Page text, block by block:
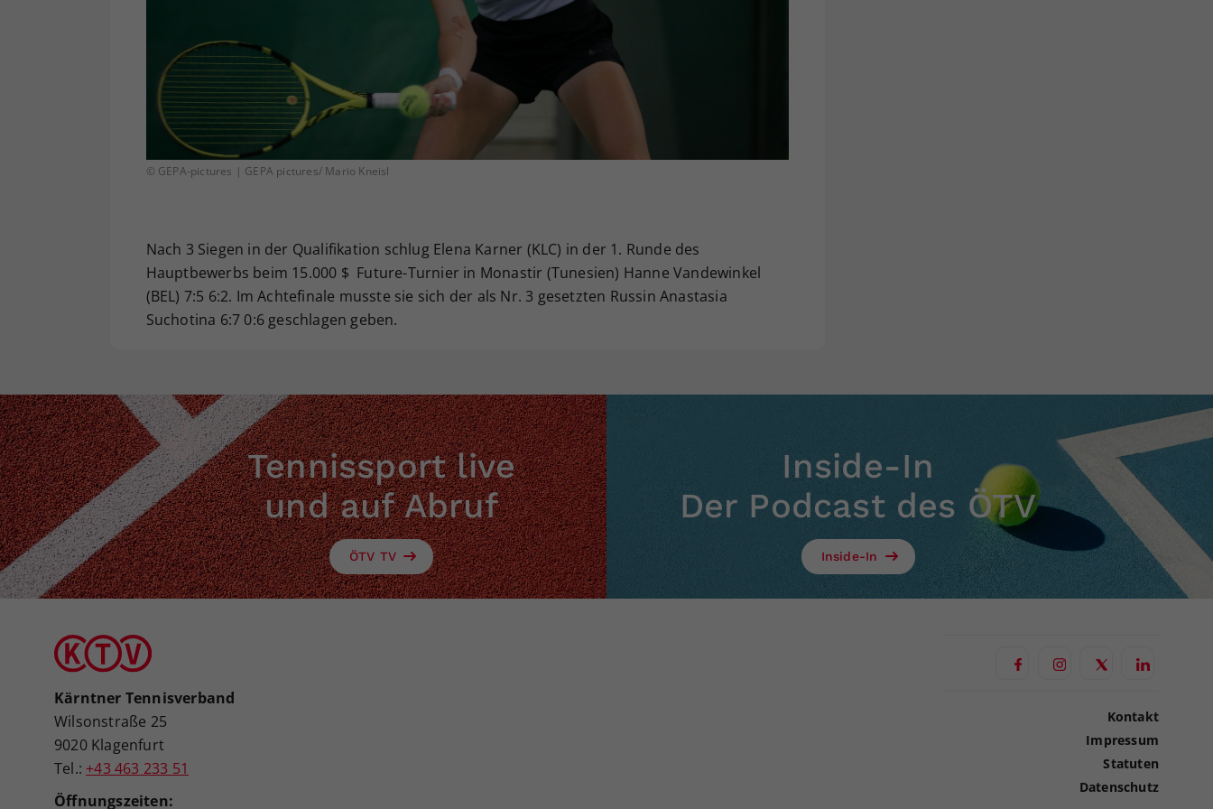
© GEPA-pictures | GEPA pictures/ Mario Kneisl
Nach 3 Siegen in der Qualifikation schlug Elena Karner (KLC) in der 1. Runde des
Hauptbewerbs beim 15.000 $ Future-Turnier in Monastir (Tunesien) Hanne Vandewinkel
(BEL) 7:5 6:2. Im Achtefinale musste sie sich der als Nr. 3 gesetzten Russin Anastasia
Suchotina 6:7 0:6 geschlagen geben.
Tennissport live
und auf Abruf
ÖTV TV
Inside-In
Der Podcast des ÖTV
Inside-In
Kärntner Tennisverband
Wilsonstraße 25
9020 Klagenfurt
Tel.: +43 463 233 51
Öffnungszeiten:
Kontakt
Impressum
Statuten
Datenschutz
Ihrer vorgenommen Einstellungen, falls der